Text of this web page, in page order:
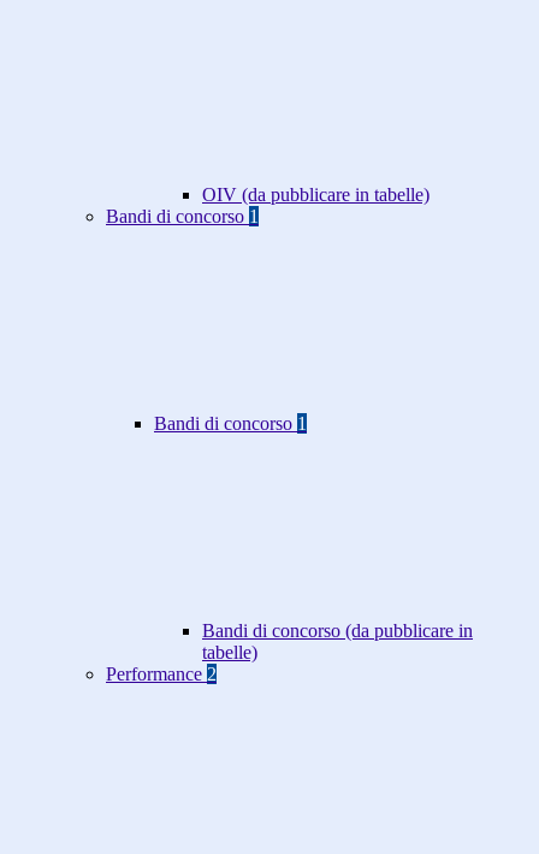
OIV (da pubblicare in tabelle)
Bandi di concorso 1
Bandi di concorso 1
Bandi di concorso (da pubblicare in
tabelle)
Performance 2